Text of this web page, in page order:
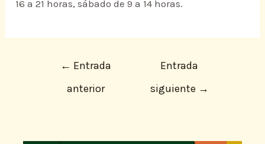
16 a 21 horas, sábado de 9 a 14 horas.
← Entrada
anterior
Entrada
siguiente →